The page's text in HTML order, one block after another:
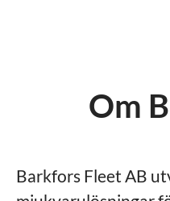
Om
Barkfors Fleet AB